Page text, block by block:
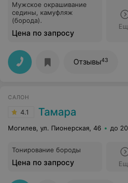
Мужское окрашивание
седины, камуфляж
(борода).
Цена по запросу
Отзывы43
САЛОН
4.1 Тамара
Могилев, ул. Пионерская, 46 до
Тонирование бороды
Цена по запросу